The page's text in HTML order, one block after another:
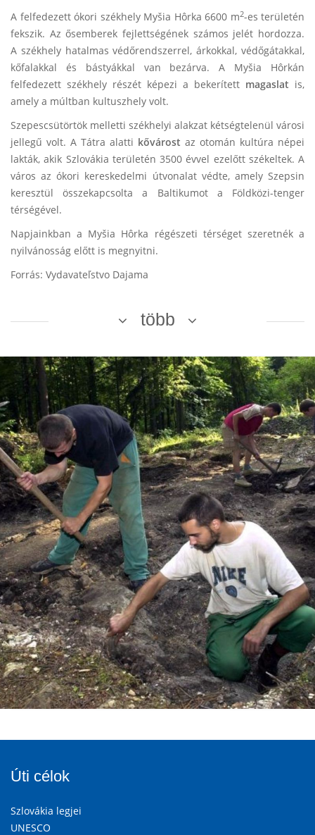
A felfedezett ókori székhely Myšia Hôrka 6600 m2-es területén
fekszik. Az ősemberek fejlettségének számos jelét hordozza.
A székhely hatalmas védőrendszerrel, árkokkal, védőgátakkal,
kőfalakkal és bástyákkal van bezárva. A Myšia Hôrkán
felfedezett székhely részét képezi a bekerített magaslat is,
amely a múltban kultuszhely volt.
Szepescsütörtök melletti székhelyi alakzat kétségtelenül városi
jellegű volt. A Tátra alatti kővárost az otomán kultúra népei
lakták, akik Szlovákia területén 3500 évvel ezelőtt székeltek. A
város az ókori kereskedelmi útvonalat védte, amely Szepsin
keresztül összekapcsolta a Baltikumot a Földközi-tenger
térségével.
Napjainkban a Myšia Hôrka régészeti térséget szeretnék a
nyilvánosság előtt is megnyitni.
Forrás: Vydavateľstvo Dajama
több
Úti célok
Szlovákia legjei
UNESCO